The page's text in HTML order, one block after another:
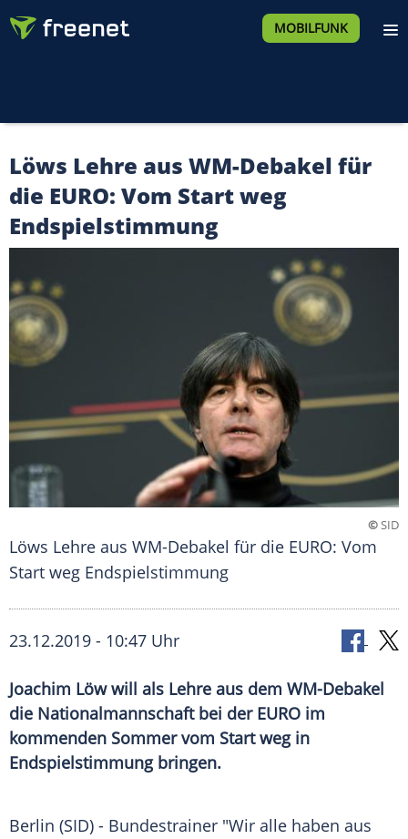
MOBILFUNK
Löws Lehre aus WM-Debakel für
die EURO: Vom Start weg
Endspielstimmung
©SID
Löws Lehre aus WM-Debakel für die EURO: Vom
Start weg Endspielstimmung
23.12.2019 - 10:47 Uhr
Joachim Löw will als Lehre aus dem WM-Debakel
die Nationalmannschaft bei der EURO im
kommenden Sommer vom Start weg in
Endspielstimmung bringen.
Berlin (SID) - Bundestrainer "Wir alle haben aus